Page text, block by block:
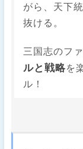
がら、天下
抜ける。
三国志のフ
ルと戦略を
ル！